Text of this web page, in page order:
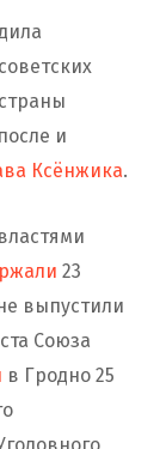
и
Ксёнжика.
23
выпустили
Союза
в Гродно 25